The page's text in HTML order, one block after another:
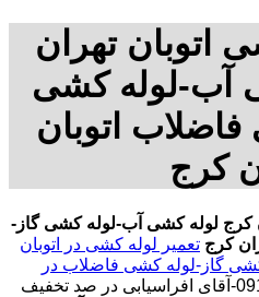
اتوبان تهران
آب-لوله کشی
اتوبان
کرج
کرج لوله کشی آب-لوله کشی گاز-
کرج تعمیر لوله کشی در اتوبان
گاز-لوله کشی فاضلاب در
تخفیف